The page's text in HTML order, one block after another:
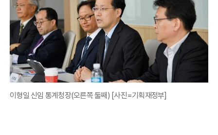
이형일 신임 통계청장(오른쪽 둘째) [사진=기획재정부]